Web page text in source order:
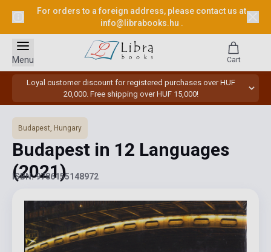
For orders to a foreign address, please contact us at
info@librabooks.hu .
Loyal customer discount for registered purchases over HUF
20,000. Free shipping over HUF 15,000!
Menu Cart
Budapest, Hungary
Budapest in 12 Languages
(2021)
ISBN: 9786155148972